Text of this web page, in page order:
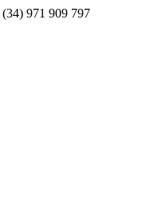
(34) 971 909 797